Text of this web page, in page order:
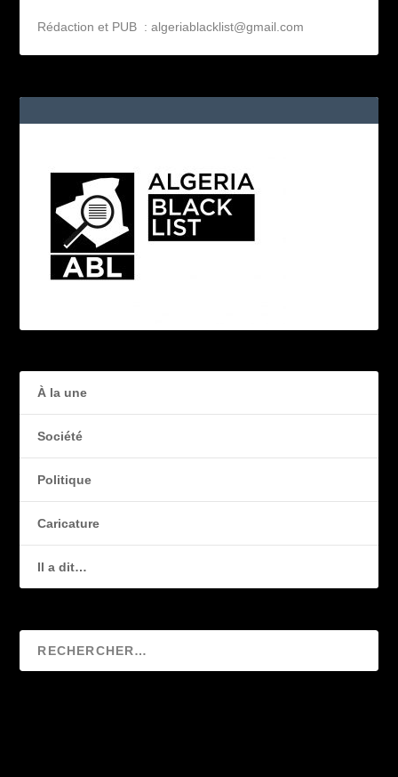
Rédaction et PUB : algeriablacklist@gmail.com
À la une
Société
Politique
Caricature
Il a dit…